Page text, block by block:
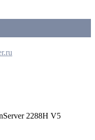
2288H V5